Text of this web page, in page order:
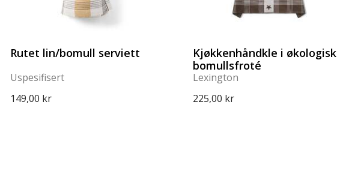
Rutet lin/bomull serviett
Uspesifisert
149,00 kr
Kjøkkenhåndkle i økologisk
bomullsfroté
Lexington
225,00 kr